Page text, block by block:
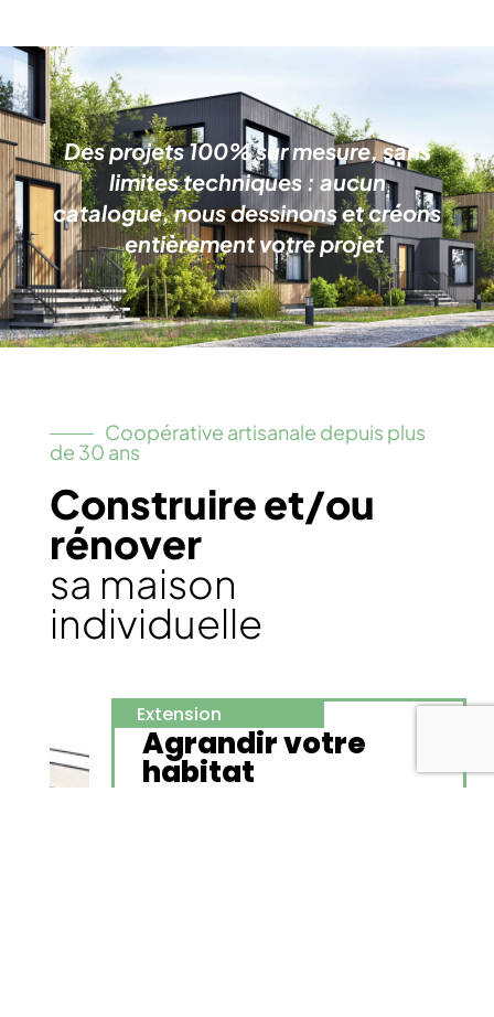
Des projets 100% sur mesure, sans
limites techniques : aucun
catalogue, nous dessinons et créons
entièrement votre projet
Coopérative artisanale depuis plus
de 30 ans
Construire et/ou
rénover
sa maison
individuelle
Extension
Agrandir votre
habitat